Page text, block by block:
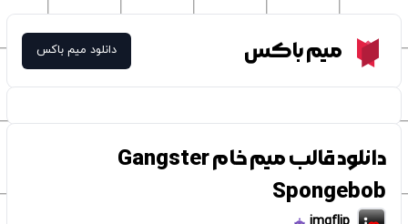
Meme Boxمیم باکس دانلود میم باکس
دانلود قالب میم خام Gangster
Spongebob